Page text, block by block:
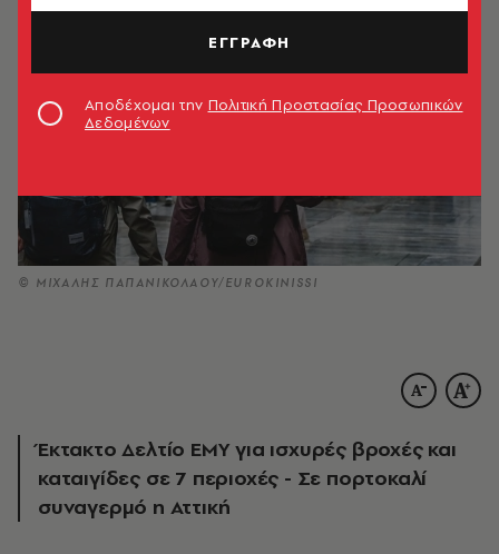
© ΜΙΧΑΛΗΣ ΠΑΠΑΝΙΚΟΛΑΟΥ/EUROKINISSI
Έκτακτο Δελτίο ΕΜΥ για ισχυρές βροχές και
καταιγίδες σε 7 περιοχές - Σε πορτοκαλί
συναγερμό η Αττική
ΕΓΓΡΑΦΗ
Αποδέχομαι την Πολιτική Προστασίας Προσωπικών
Δεδομένων